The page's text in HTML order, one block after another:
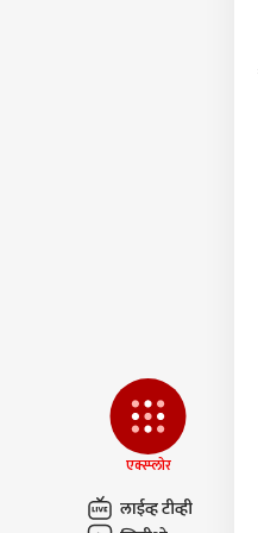
एक्स्प्लोर
लाईव्ह टीव्ही